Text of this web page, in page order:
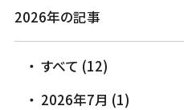
2026年の記事
すべて (12)
2026年7月 (1)